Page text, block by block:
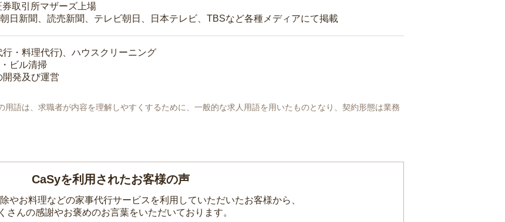
取引所マザーズ上場
日新聞、読売新聞、テレビ朝日、日本テレビ、TBSなど各種メディアにて掲載
・料理代行)、ハウスクリーニング
ビル清掃
発及び運営
語は、求職者が内容を理解しやすくするために、一般的な求人用語を用いたものとなり、契約形態は業務
CaSyを利用されたお客様の声
やお料理などの家事代行サービスを利用していただいたお客様から、
さんの感謝やお褒めのお言葉をいただいております。